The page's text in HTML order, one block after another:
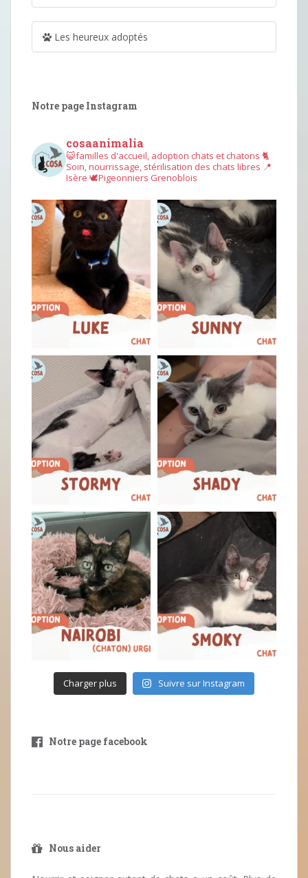
Les heureux adoptés
Notre page Instagram
cosaanimalia
😺familles d'accueil, adoption chats et chatons 🐈
Soin, nourrissage, stérilisation des chats libres 📍
Isère 🕊︎Pigeonniers Grenoblois
Charger plus Suivre sur Instagram
Notre page facebook
Nous aider